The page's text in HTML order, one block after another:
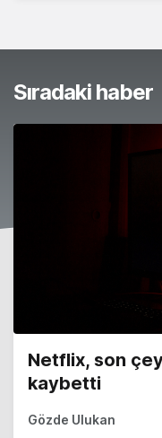
Sıradaki haber
Netflix, son
kaybetti
Gözde Ulukan